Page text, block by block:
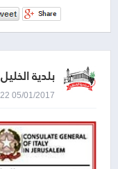
بلدية الخليل
05/01/2017 08:22 صباحاً